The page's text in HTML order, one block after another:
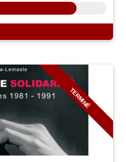
TERMINÉ